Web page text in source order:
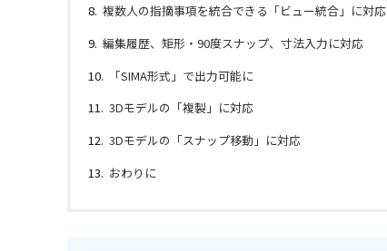
複数人の指摘事項を統合できる「ビュー統合」に対応
編集履歴、矩形・90度スナップ、寸法入力に対応
「SIMA形式」で出力可能に
3Dモデルの「複製」に対応
3Dモデルの「スナップ移動」に対応
おわりに